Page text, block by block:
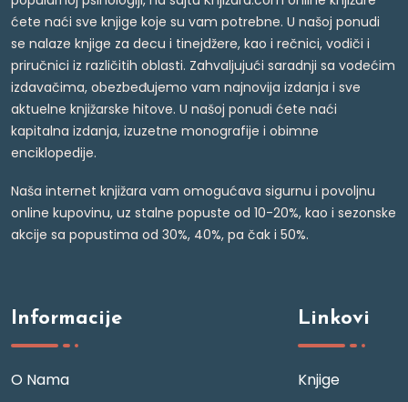
ćete naći sve knjige koje su vam potrebne. U našoj ponudi
se nalaze knjige za decu i tinejdžere, kao i rečnici, vodiči i
priručnici iz različitih oblasti. Zahvaljujući saradnji sa vodećim
izdavačima, obezbeđujemo vam najnovija izdanja i sve
aktuelne knjižarske hitove. U našoj ponudi ćete naći
kapitalna izdanja, izuzetne monografije i obimne
enciklopedije.
Naša internet knjižara vam omogućava sigurnu i povoljnu
online kupovinu, uz stalne popuste od 10-20%, kao i sezonske
akcije sa popustima od 30%, 40%, pa čak i 50%.
Informacije
O Nama
Linkovi
Knjige